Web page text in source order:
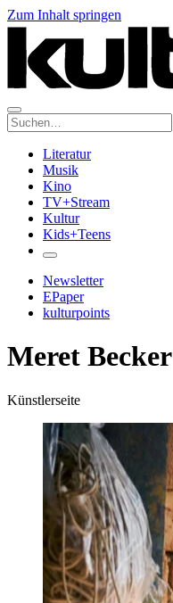
Zum Inhalt springen
Suche:
Literatur
Musik
Kino
TV+Stream
Kultur
Kids+Teens
Newsletter
EPaper
kulturpoints
Meret Becker
Künstlerseite